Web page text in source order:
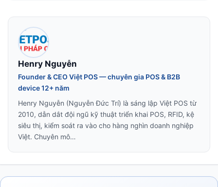
Henry Nguyễn
Founder & CEO Việt POS — chuyên gia POS & B2B
device 12+ năm
Henry Nguyễn (Nguyễn Đức Trí) là sáng lập Việt POS từ
2010, dẫn dắt đội ngũ kỹ thuật triển khai POS, RFID, kệ
siêu thị, kiểm soát ra vào cho hàng nghìn doanh nghiệp
Việt. Chuyên mô…